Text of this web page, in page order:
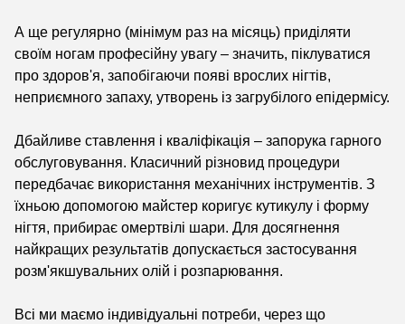
А ще регулярно (мінімум раз на місяць) приділяти
своїм ногам професійну увагу – значить, піклуватися
про здоров'я, запобігаючи появі врослих нігтів,
неприємного запаху, утворень із загрубілого епідермісу.
Дбайливе ставлення і кваліфікація – запорука гарного
обслуговування. Класичний різновид процедури
передбачає використання механічних інструментів. З
їхньою допомогою майстер коригує кутикулу і форму
нігтя, прибирає омертвілі шари. Для досягнення
найкращих результатів допускається застосування
розм'якшувальних олій і розпарювання.
Всі ми маємо індивідуальні потреби, через що